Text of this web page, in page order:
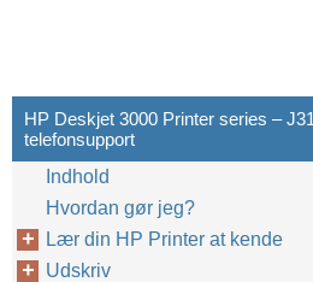
HP Deskjet 3000 Printer series –
telefonsupport
Indhold
Hvordan gør jeg?
Lær din HP Printer at kende
Udskriv